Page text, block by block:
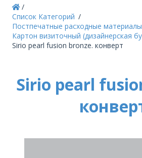
Список Категорий
Постпечатные расходные материалы
Картон визиточный (дизайнерская
Sirio pearl fusion bronze. конверт
Sirio pearl